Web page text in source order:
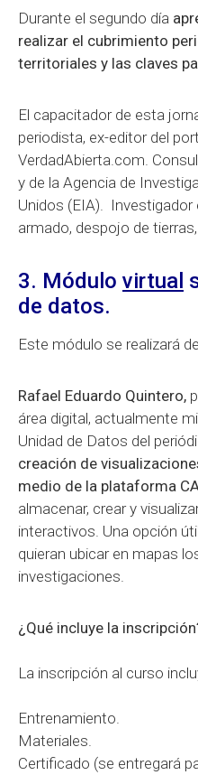
Durante el segundo día
realizar el cubrimiento
territoriales y las claves
El capacitador de esta
periodista, ex-editor del
VerdadAbierta.com.
y de la Agencia de
Unidos (EIA).
armado, despojo de
3. Módulo virtual
de datos.
Este módulo se realizará
Rafael Eduardo Quintero,
área digital, actualmente
Unidad de Datos del
creación de
medio de la plataforma
almacenar, crear y
interactivos. Una opción
quieran ubicar en mapas
investigaciones.
¿Qué incluye la
La inscripción al curso
Entrenamiento.
Materiales.
Certificado (se entregará